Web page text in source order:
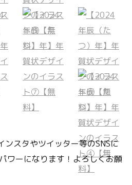
ンスタやツイッター等のSNSに
ワーになります！よろしくお願